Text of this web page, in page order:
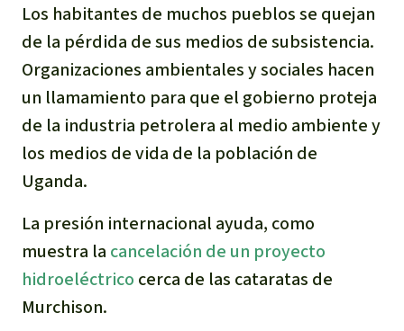
Los habitantes de muchos pueblos se quejan
de la pérdida de sus medios de subsistencia.
Organizaciones ambientales y sociales hacen
un llamamiento para que el gobierno proteja
de la industria petrolera al medio ambiente y
los medios de vida de la población de
Uganda.
La presión internacional ayuda, como
muestra la cancelación de un proyecto
hidroeléctrico cerca de las cataratas de
Murchison.